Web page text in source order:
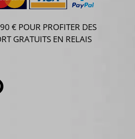
€ POUR PROFITER DES
GRATUITS EN RELAIS